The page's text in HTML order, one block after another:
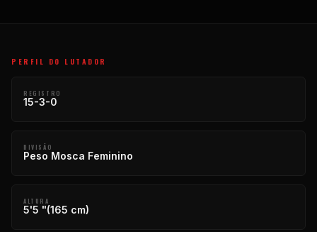
PERFIL DO LUTADOR
REGISTRO
15-3-0
DIVISÃO
Peso Mosca Feminino
ALTURA
5'5 "(165 cm)